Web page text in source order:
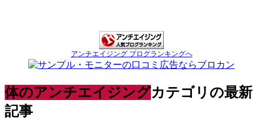
アンチエイジング ブログランキングへ
体のアンチエイジングカテゴリの最新
記事